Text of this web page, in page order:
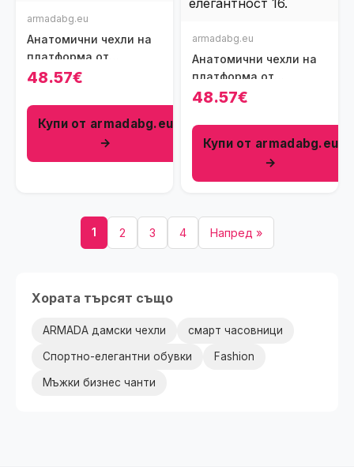
armadabg.eu
Анатомични чехли на
платформа от
естествена кожа
48.57€
Купи от armadabg.eu
→
armadabg.eu
Анатомични чехли на
платформа от
естествена кожа
48.57€
Купи от armadabg.eu
→
1 2 3 4 Напред »
Хората търсят също
ARMADA дамски чехли смарт часовници
Спортно-елегантни обувки Fashion
Мъжки бизнес чанти